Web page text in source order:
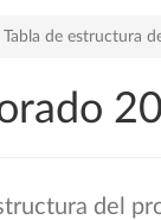
Tabla de estructura
del